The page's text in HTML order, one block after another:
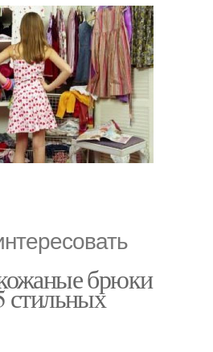
брюки
стильных